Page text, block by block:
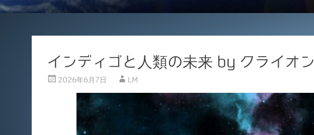
インディゴと人類の未来 by クライオン
2026年6月7日 LM